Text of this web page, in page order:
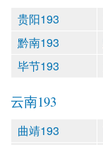
贵阳193
黔南193
毕节193
云南193
曲靖193